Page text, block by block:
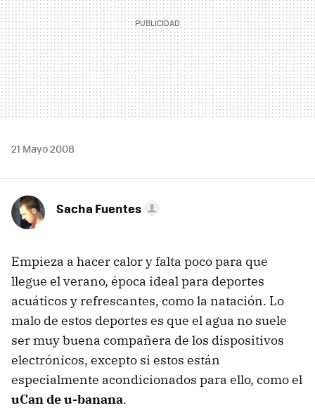
21 Mayo 2008
Sacha Fuentes
Empieza a hacer calor y falta poco para que
llegue el verano, época ideal para deportes
acuáticos y refrescantes, como la natación. Lo
malo de estos deportes es que el agua no suele
ser muy buena compañera de los dispositivos
electrónicos, excepto si estos están
especialmente acondicionados para ello, como el
uCan de u-banana.